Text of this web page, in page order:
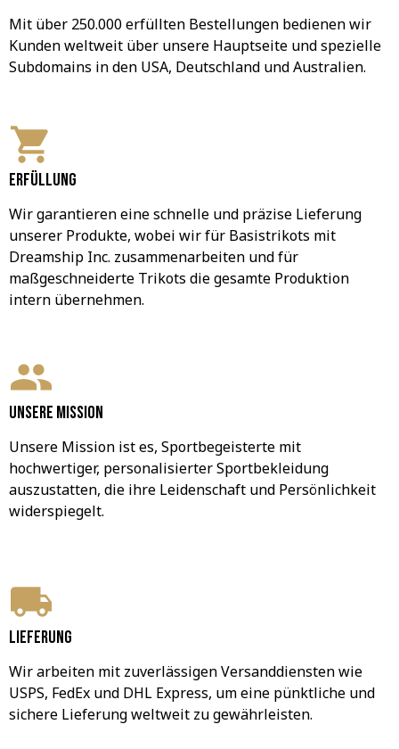
Mit über 250.000 erfüllten Bestellungen bedienen wir
Kunden weltweit über unsere Hauptseite und spezielle
Subdomains in den USA, Deutschland und Australien.
Erfüllung
Wir garantieren eine schnelle und präzise Lieferung
unserer Produkte, wobei wir für Basistrikots mit
Dreamship Inc. zusammenarbeiten und für
maßgeschneiderte Trikots die gesamte Produktion
intern übernehmen.
Unsere Mission
Unsere Mission ist es, Sportbegeisterte mit
hochwertiger, personalisierter Sportbekleidung
auszustatten, die ihre Leidenschaft und Persönlichkeit
widerspiegelt.
Lieferung
Wir arbeiten mit zuverlässigen Versanddiensten wie
USPS, FedEx und DHL Express, um eine pünktliche und
sichere Lieferung weltweit zu gewährleisten.